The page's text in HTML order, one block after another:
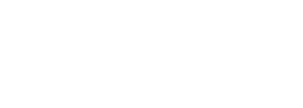
Selimut, Nesting, kalem bos di